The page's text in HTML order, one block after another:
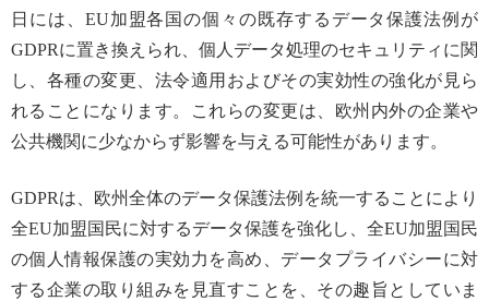
日には、EU加盟各国の個々の既存するデータ保護法例が
GDPRに置き換えられ、個人データ処理のセキュリティに関
し、各種の変更、法令適用およびその実効性の強化が見ら
れることになります。これらの変更は、欧州内外の企業や
公共機関に少なからず影響を与える可能性があります。
GDPRは、欧州全体のデータ保護法例を統一することにより
全EU加盟国民に対するデータ保護を強化し、全EU加盟国民
の個人情報保護の実効力を高め、データプライバシーに対
する企業の取り組みを見直すことを、その趣旨としていま